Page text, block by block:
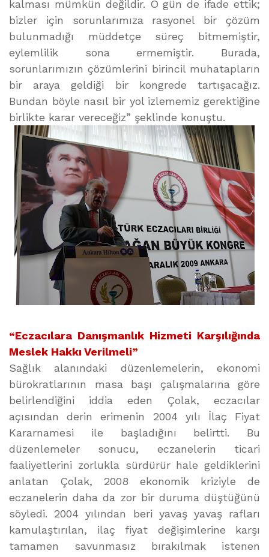
kalması mümkün değildir. O gün de ifade ettik;
bizler için sorunlarımıza rasyonel bir çözüm
bulunmadığı müddetçe süreç bitmemiştir,
eylemlilik sona ermemiştir. Burada,
sorunlarımızın çözümlerini birincil muhatapların
bir araya geldiği bir kongrede tartışacağız.
Bundan böyle nasıl bir yol izlememiz gerektiğine
birlikte karar vereceğiz” şeklinde konuştu.
“Eczacılara Danışmanlık Hizmeti Karşılığında
Meslek Hakkı Verilmeli”
Sağlık alanındaki düzenlemelerin, ekonomi
bürokratlarının masa başı çalışmalarına göre
belirlendiğini iddia eden Çolak, eczacılar
açısından derin erimenin 2004 yılı İlaç Fiyat
Kararnamesi ile başladığını belirtti. Bu
düzenlemeler sonucu, eczanelerin ticari
faaliyetlerini zorlukla sürdürür hale geldiklerini
anlatan Çolak, 2008 ekonomik kriziyle de
eczanelerin daha da zor bir duruma düştüğünü
söyledi. 2004 yılından beri yavaş yavaş rafları
kamulaştırılan, ilaç fiyat değişimlerine karşı
tamamen savunmasız bırakılmak istenen